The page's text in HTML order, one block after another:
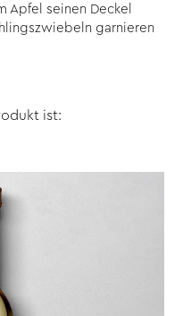
Apfel seinen Deckel
garnieren
ist: